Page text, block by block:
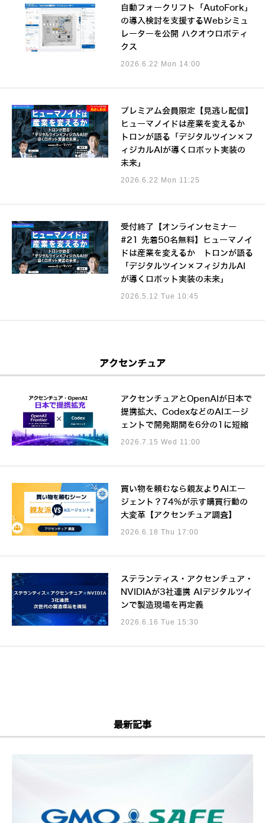
自動フォークリフト「AutoFork」
の導入検討を支援するWebシミュ
レーターを公開 ハクオウロボティ
クス
2026.6.22 Mon 14:00
プレミアム会員限定【見逃し配信】
ヒューマノイドは産業を変えるか
トロンが語る「デジタルツイン×フ
ィジカルAIが導くロボット実装の
未来」
2026.6.22 Mon 11:25
受付終了【オンラインセミナー
#21 先着50名無料】ヒューマノイ
ドは産業を変えるか トロンが語る
「デジタルツイン×フィジカルAI
が導くロボット実装の未来」
2026.5.12 Tue 10:45
アクセンチュア
アクセンチュアとOpenAIが日本で
提携拡大、CodexなどのAIエージ
ェントで開発期間を6分の1に短縮
2026.7.15 Wed 11:00
買い物を頼むなら親友よりAIエー
ジェント？74%が示す購買行動の
大変革【アクセンチュア調査】
2026.6.18 Thu 17:00
ステランティス・アクセンチュア・
NVIDIAが3社連携 AIデジタルツイ
ンで製造現場を再定義
2026.6.16 Tue 15:30
最新記事